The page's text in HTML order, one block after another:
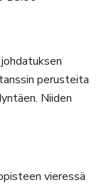
perusteita
Niiden
vieressä